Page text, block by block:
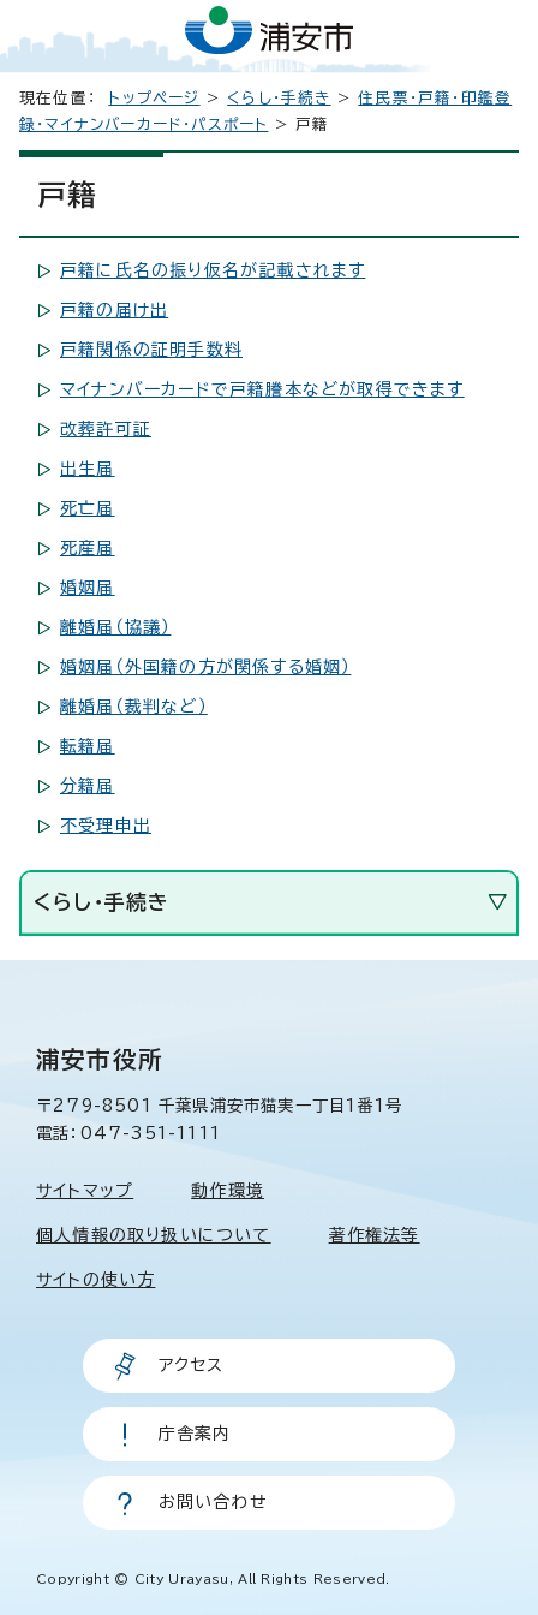
現在位置： トップページ > くらし・手続き >住民票・戸籍・印鑑登
録・マイナンバーカード・パスポート
> 戸籍
戸籍
戸籍に氏名の振り仮名が記載されます
戸籍の届け出
戸籍関係の証明手数料
マイナンバーカードで戸籍謄本などが取得できます
改葬許可証
出生届
死亡届
死産届
婚姻届
離婚届（協議）
婚姻届（外国籍の方が関係する婚姻）
離婚届（裁判など）
転籍届
分籍届
不受理申出
くらし・手続き
浦安市役所
〒279-8501 千葉県浦安市猫実一丁目1番1号
電話：047-351-1111
サイトマップ 動作環境
個人情報の取り扱いについて 著作権法等
サイトの使い方
アクセス
庁舎案内
お問い合わせ
Copyright © City Urayasu, All Rights Reserved.